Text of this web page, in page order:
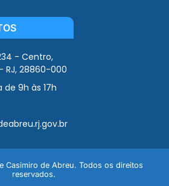
- Centro,
RJ, 28860-000
9h às 17h
Casimiro de Abreu. Todos os direitos
reservados.